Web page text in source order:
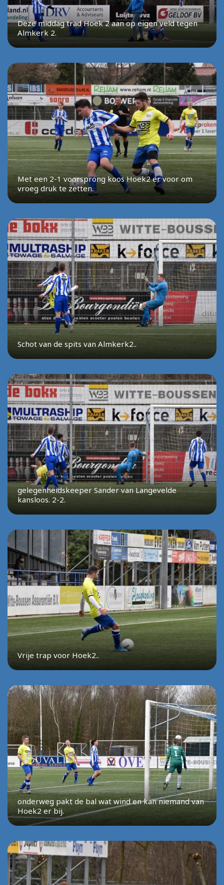
Deze middag trad Hoek 2 aan op eigen veld tegen
Almkerk 2.
Met een 2-1 voorsprong koos Hoek2 er voor om
vroeg druk te zetten.
Schot van de spits van Almkerk2..
gelegenheidskeeper Sander van Langevelde
kansloos. 2-2.
Vrije trap voor Hoek2..
onderweg pakt de bal wat wind en kan niemand van
Hoek2 er bij.